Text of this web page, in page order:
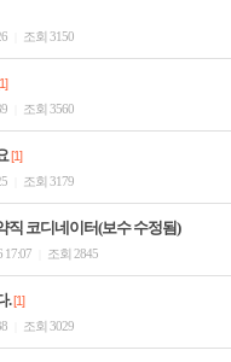
조회 3150
조회 3560
[1]
조회 3179
직 코디네이터(보수 수정됨)
17:07 조회 2845
.[1]
조회 3029